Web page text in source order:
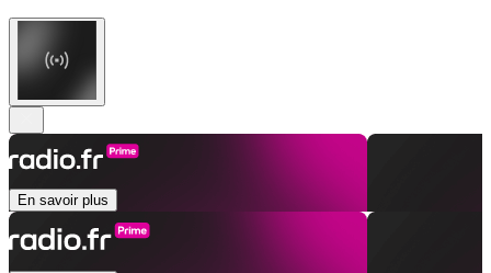
En savoir plus